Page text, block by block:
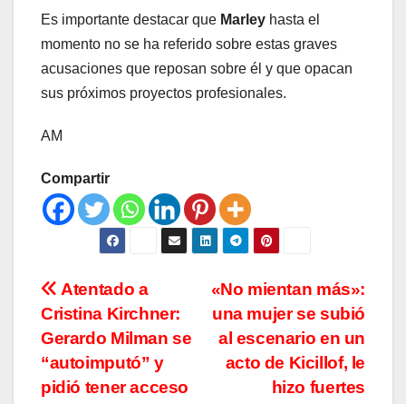
Es importante destacar que Marley hasta el
momento no se ha referido sobre estas graves
acusaciones que reposan sobre él y que opacan
sus próximos proyectos profesionales.
AM
Compartir
Navegación
de
entradas
«No mientan más»:
una mujer se subió
al escenario en un
acto de Kicillof, le
hizo fuertes
Atentado a
Cristina Kirchner:
Gerardo Milman se
“autoimputó” y
pidió tener acceso